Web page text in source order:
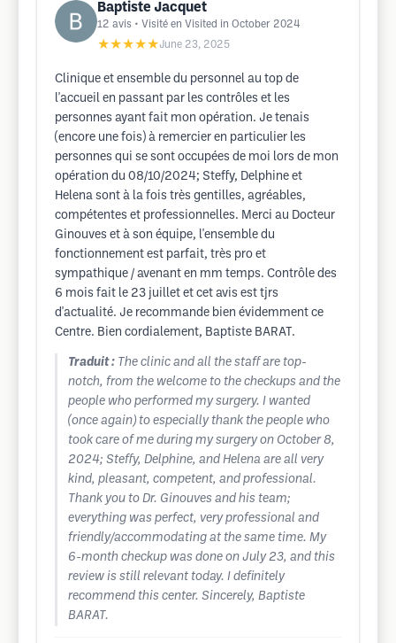
Baptiste Jacquet
12 avis • Visité en Visited in October 2024
★★★★★June 23, 2025
Clinique et ensemble du personnel au top de
l'accueil en passant par les contrôles et les
personnes ayant fait mon opération. Je tenais
(encore une fois) à remercier en particulier les
personnes qui se sont occupées de moi lors de mon
opération du 08/10/2024; Steffy, Delphine et
Helena sont à la fois très gentilles, agréables,
compétentes et professionnelles. Merci au Docteur
Ginouves et à son équipe, l'ensemble du
fonctionnement est parfait, très pro et
sympathique / avenant en mm temps. Contrôle des
6 mois fait le 23 juillet et cet avis est tjrs
d'actualité. Je recommande bien évidemment ce
Centre. Bien cordialement, Baptiste BARAT.
Traduit : The clinic and all the staff are top-
notch, from the welcome to the checkups and the
people who performed my surgery. I wanted
(once again) to especially thank the people who
took care of me during my surgery on October 8,
2024; Steffy, Delphine, and Helena are all very
kind, pleasant, competent, and professional.
Thank you to Dr. Ginouves and his team;
everything was perfect, very professional and
friendly/accommodating at the same time. My
6-month checkup was done on July 23, and this
review is still relevant today. I definitely
recommend this center. Sincerely, Baptiste
BARAT.